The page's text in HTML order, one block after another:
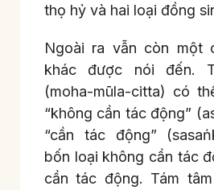
thọ hỷ và hai loại đồng
Ngoài ra vẫn còn một
khác được nói đến.
(moha-mūla-citta) có
“không cần tác động”
“cần tác động”
bốn loại không cần tác
cần tác động. Tám